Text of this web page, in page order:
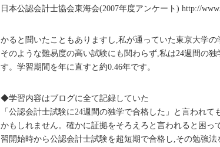
日本公認会計士協会東海会(2007年度アンケート) http://
かると聞いたこともありますし,私が通っていた東京大学の
そのような難易度の高い試験にも関わらず,私は24週間の
す。学習期間を年に直すと約0.46年です。
◆学習内容はブログに全て記録していた
「公認会計士試験に24週間の独学で合格した」と言われ
かもしれません。確かに証拠をそろえろと言われると困っ
習開始時から公認会計士試験を超短期で合格し,その勉強